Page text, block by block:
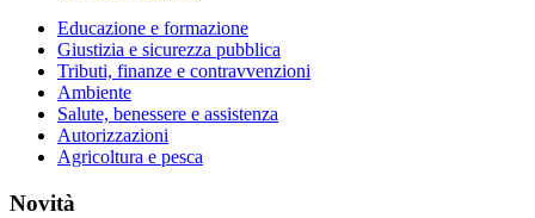
Educazione e formazione
Giustizia e sicurezza pubblica
Tributi, finanze e contravvenzioni
Ambiente
Salute, benessere e assistenza
Autorizzazioni
Agricoltura e pesca
Novità